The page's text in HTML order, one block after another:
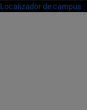
Localizador de campus